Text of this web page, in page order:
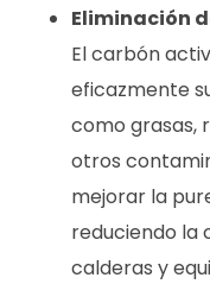
Eliminación
El carbón
eficazmente
como grasas,
otros
mejorar la
reduciendo la
calderas y